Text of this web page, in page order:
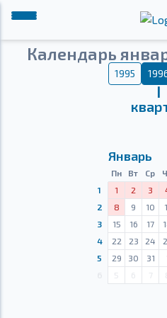
Календарь
1995
Ⅰ
Январь
Пн Вт Ср
1
1 2 3
2
8 9 10
3
15 16 17
4
22 23 24
5
29 30 31
5 6 7